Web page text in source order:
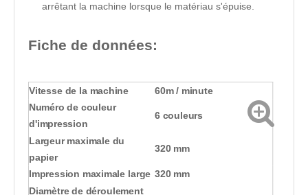
arrêtant la machine lorsque le matériau s'épuise.
Fiche de données:
Vitesse de la machine
60m / minute
Numéro de couleur
d'impression
6 couleurs
Largeur maximale du
papier
320 mm
Impression maximale large 320 mm
Diamètre de déroulement